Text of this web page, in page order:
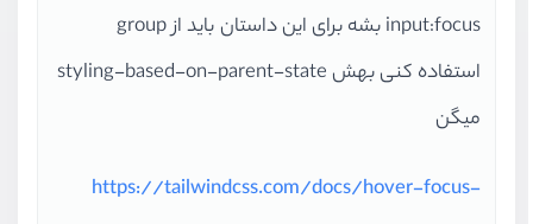
input:focus بشه برای این داستان باید از group
استفاده کنی بهش styling-based-on-parent-state
میگن
https://tailwindcss.com/docs/hover-focus-